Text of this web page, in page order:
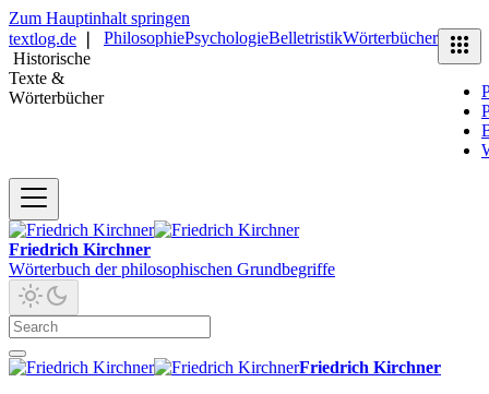
Zum Hauptinhalt springen
textlog.de
Historische
Texte &
Wörterbücher
PhilosophiePsychologieBelletristikWörterbücher
Friedrich Kirchner
Wörterbuch der philosophischen Grundbegriffe
Friedrich Kirchner